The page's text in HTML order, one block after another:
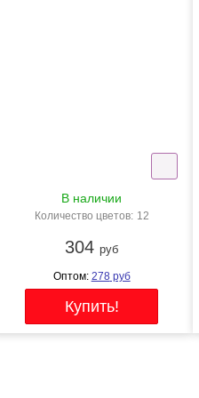
В наличии
Количество цветов: 12
304 руб
Оптом: 278 руб